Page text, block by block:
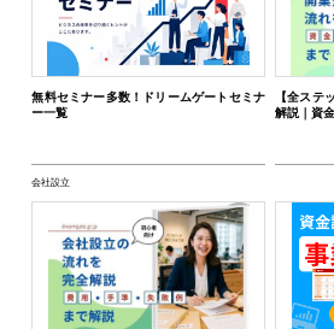
無料セミナー多数！ドリームゲートセミナ
ー一覧
【全ステ
解説｜資
会社設立